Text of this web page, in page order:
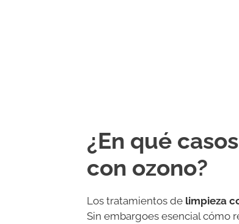
¿En qué
con ozono?
Los tratamientos de limpieza
Sin embargoes esencial cómo